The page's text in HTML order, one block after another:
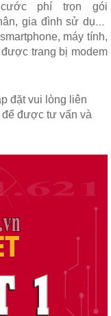
phí trọn gói
gia đình sử dụng
máy tính,
trang bị modem
đặt vui lòng liên
để được tư vấn và